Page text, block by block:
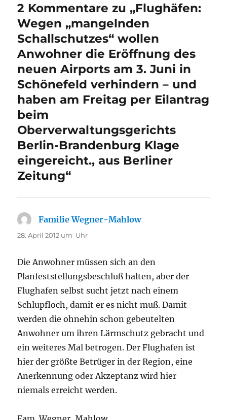
2 Kommentare zu „Flughäfen:
Wegen „mangelnden
Schallschutzes“ wollen
Anwohner die Eröffnung des
neuen Airports am 3. Juni in
Schönefeld verhindern – und
haben am Freitag per Eilantrag
beim
Oberverwaltungsgerichts
Berlin-Brandenburg Klage
eingereicht., aus Berliner
Zeitung“
Familie Wegner-Mahlowsagt:
28. April 2012 um Uhr
Die Anwohner müssen sich an den
Planfeststellungsbeschluß halten, aber der
Flughafen selbst sucht jetzt nach einem
Schlupfloch, damit er es nicht muß. Damit
werden die ohnehin schon gebeutelten
Anwohner um ihren Lärmschutz gebracht und
ein weiteres Mal betrogen. Der Flughafen ist
hier der größte Betrüger in der Region, eine
Anerkennung oder Akzeptanz wird hier
niemals erreicht werden.